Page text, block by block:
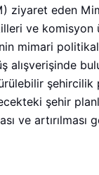
ziyaret eden
ve komisyon
mimari
alışverişinde
şehircilik
şehir
ve artırılması